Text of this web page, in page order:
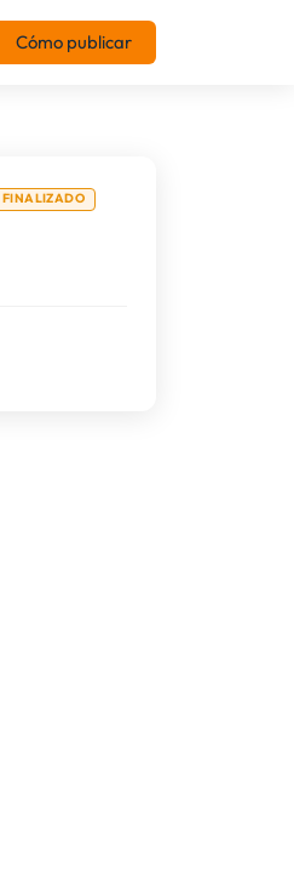
Cómo publicar
FINALIZADO